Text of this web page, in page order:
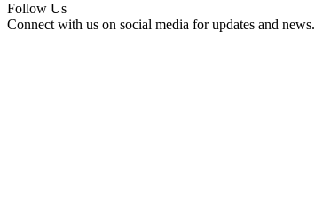
Follow Us
Connect with us on social media for updates and news.